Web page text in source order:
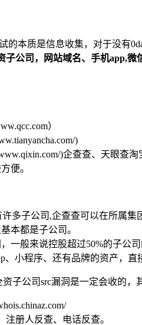
的本质是信息收集，对于没有
子公司，网站域名、手机app,
）
)
)企查查、天眼查
便。
多子公司,企查查可以在所属集
本都是子公司。
一般来说控股超过50%的子公
、小程序、还有品牌的资产，
资子公司src漏洞是一定会收的，
注册人反查、电话反查。